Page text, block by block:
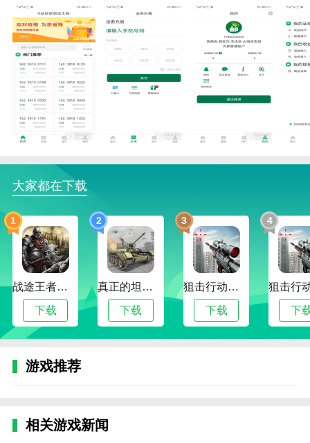
5.实名回档成功后订购当地营销活动。
边肖评估
1.邮信通是一款功能出众的高效办公软件。邮信通的主
要功能是协助工作人员快速查询客户信息、快速为手机
充值和办理各种业务。邮信通提高了业务人员的办公效
率。
2.邮信通是一款实用的业务应用，不仅有利于内部员工
实时为您推送最新优惠信息、昵称服务等特色服务。邮
信通APP有利于大大提高办公效率，维护优质客户。
3.邮信通是一款非常实用的电子办公软件，它与各大地
区的移动服务平台的端口相对应，可以帮助您一键管理
客户的个人信息，无论是查询或业务办理，还是打印和
传输详细数据，都可以一键完成，并且系统更加私密，
可以防范数据信息的泄露，让每个人都感到安心、安全
和有保障。
4.邮信通一款非常好用的业务处理软件。该软件功能众
靓号等多项服务。，让用户足不出户就能办理，还有最
动客户免费业务处理软件。你可以在这里提供功能，各
大家都在下载
1
战途王者最新版
下载
2
真正的坦克大战
下载
3
狙击行动代号猎鹰最新版
下载
4
下
游戏推荐
相关游戏新闻